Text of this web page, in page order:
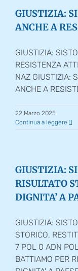
GIUSTIZIA:
ANCHE A
GIUSTIZIA:
RESISTENZA
NAZ GIUSTIZIA:
ANCHE A
22 Marzo 2025
Continua a leggere
GIUSTIZIA:
RISULTATO
DIGNITA’ A
GIUSTIZIA:
STORICO,
7 POL 0 ADN
BATTIAMO PER